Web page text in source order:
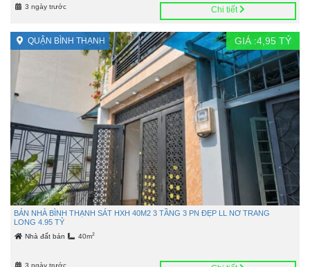
3 ngày trước Chi tiết
QUẬN BÌNH THẠNH GIÁ :4,95 TỶ
BÁN NHÀ BÌNH THẠNH SÁT HXH 40M2 3 TẦNG 3 PN ĐẸP LL NƠ TRANG
LONG 4.95 TỶ
Nhà đất bán 40m2
3 ngày trước